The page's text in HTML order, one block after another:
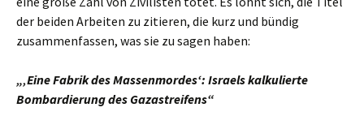
der beiden Arbeiten zu zitieren, die kurz und bündig
zusammenfassen, was sie zu sagen haben:
„‚Eine Fabrik des Massenmordes‘: Israels kalkulierte
Bombardierung des Gazastreifens“